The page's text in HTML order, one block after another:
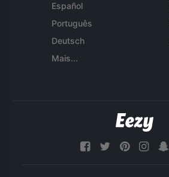
Español
Português
Deutsch
Mais...